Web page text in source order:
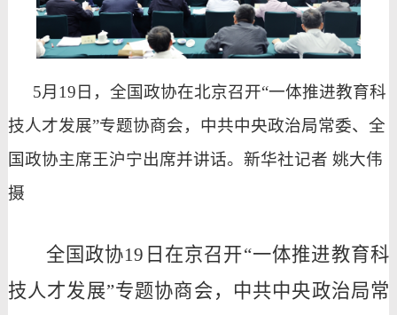
5月19日，全国政协在北京召开“一体推进教育科
技人才发展”专题协商会，中共中央政治局常委、全
国政协主席王沪宁出席并讲话。新华社记者 姚大伟
摄
全国政协19日在京召开“一体推进教育科
技人才发展”专题协商会，中共中央政治局常